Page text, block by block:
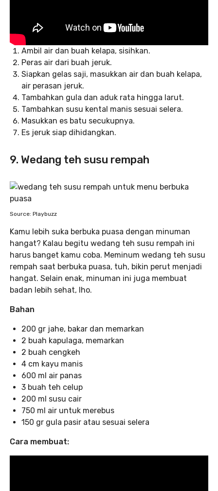
Ambil air dan buah kelapa, sisihkan.
Peras air dari buah jeruk.
Siapkan gelas saji, masukkan air dan buah kelapa,
air perasan jeruk.
Tambahkan gula dan aduk rata hingga larut.
Tambahkan susu kental manis sesuai selera.
Masukkan es batu secukupnya.
Es jeruk siap dihidangkan.
9. Wedang teh susu rempah
Source: Playbuzz
Kamu lebih suka berbuka puasa dengan minuman
hangat? Kalau begitu wedang teh susu rempah ini
harus banget kamu coba. Meminum wedang teh susu
rempah saat berbuka puasa, tuh, bikin perut menjadi
hangat. Selain enak, minuman ini juga membuat
badan lebih sehat, lho.
Bahan
200 gr jahe, bakar dan memarkan
2 buah kapulaga, memarkan
2 buah cengkeh
4 cm kayu manis
600 ml air panas
3 buah teh celup
200 ml susu cair
750 ml air untuk merebus
150 gr gula pasir atau sesuai selera
Cara membuat: